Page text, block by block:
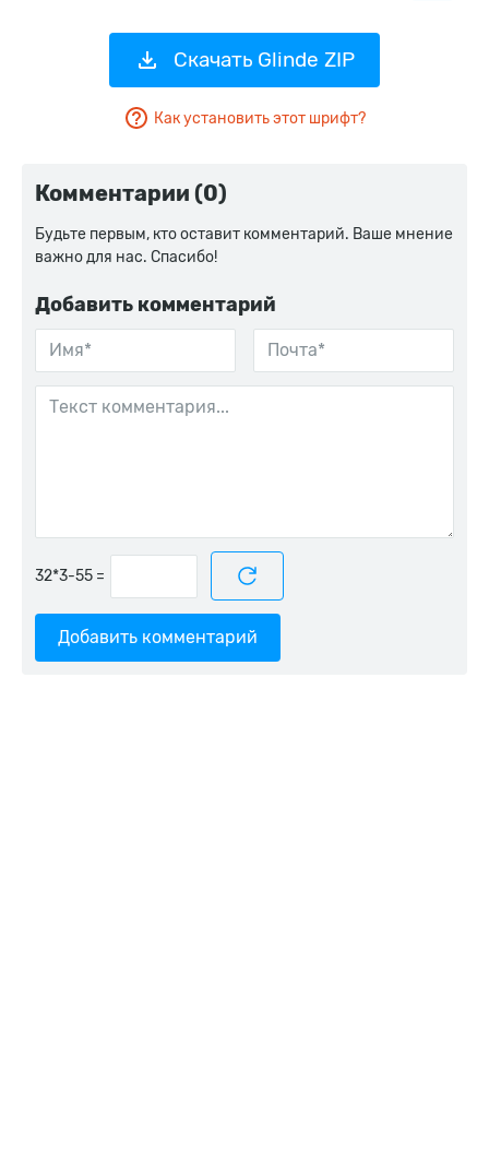
Скачать Glinde ZIP
Как установить этот шрифт?
Комментарии (0)
Будьте первым, кто оставит комментарий. Ваше мнение
важно для нас. Спасибо!
Добавить комментарий
=
Добавить комментарий